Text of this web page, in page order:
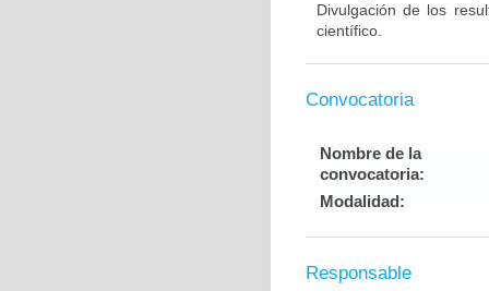
Divulgación de los
científico.
Convocatoria
Nombre de la
convocatoria:
Modalidad:
Responsable